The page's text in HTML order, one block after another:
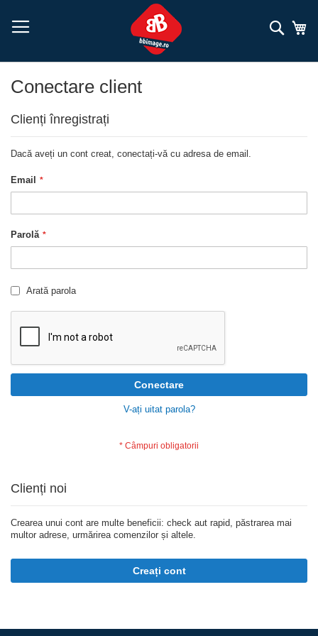
Conținut
Conectare client
Clienți înregistrați
Dacă aveți un cont creat, conectați-vă cu adresa de email.
Email
Parolă
Arată parola
Conectare
V-ați uitat parola?
Clienți noi
Crearea unui cont are multe beneficii: check aut rapid, păstrarea mai
multor adrese, urmărirea comenzilor și altele.
Creați cont